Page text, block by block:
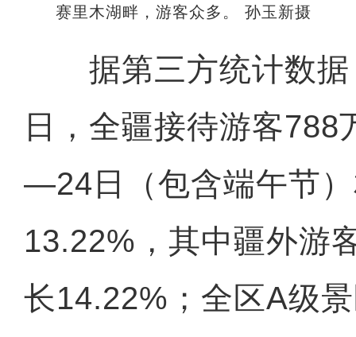
赛里木湖畔，游客众多。 孙玉新摄
据第三方统计数据
日，全疆接待游客788
—24日（包含端午节
13.22%，其中疆外游
长14.22%；全区A级